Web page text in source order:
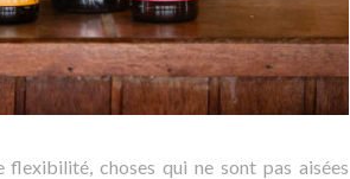
flexibilité, choses qui ne sont pas aisées